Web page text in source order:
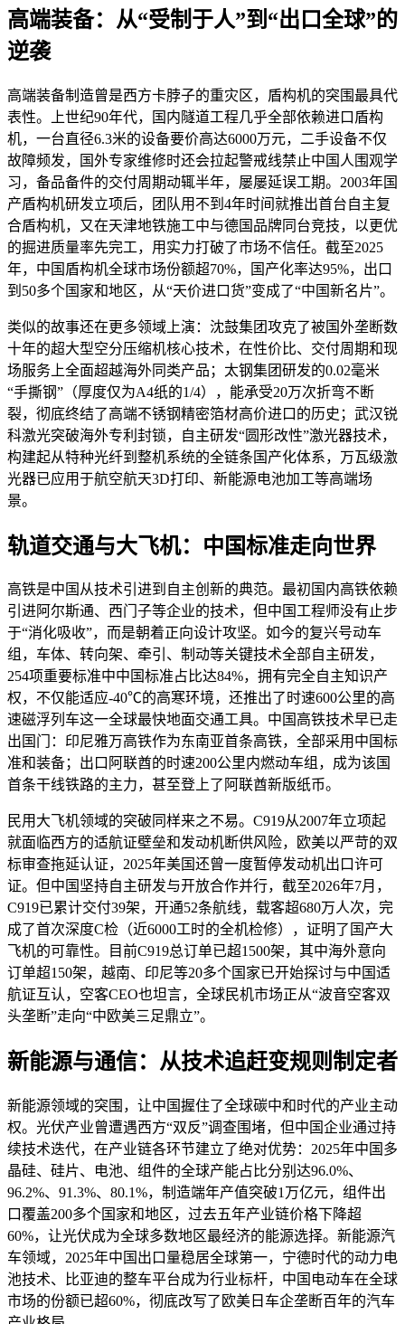
高端装备：从“受制于人”到“出口全球”的
逆袭
高端装备制造曾是西方卡脖子的重灾区，盾构机的突围最具代
表性。上世纪90年代，国内隧道工程几乎全部依赖进口盾构
机，一台直径6.3米的设备要价高达6000万元，二手设备不仅
故障频发，国外专家维修时还会拉起警戒线禁止中国人围观学
习，备品备件的交付周期动辄半年，屡屡延误工期。2003年国
产盾构机研发立项后，团队用不到4年时间就推出首台自主复
合盾构机，又在天津地铁施工中与德国品牌同台竞技，以更优
的掘进质量率先完工，用实力打破了市场不信任。截至2025
年，中国盾构机全球市场份额超70%，国产化率达95%，出口
到50多个国家和地区，从“天价进口货”变成了“中国新名片”。
类似的故事还在更多领域上演：沈鼓集团攻克了被国外垄断数
十年的超大型空分压缩机核心技术，在性价比、交付周期和现
场服务上全面超越海外同类产品；太钢集团研发的0.02毫米
“手撕钢”（厚度仅为A4纸的1/4），能承受20万次折弯不断
裂，彻底终结了高端不锈钢精密箔材高价进口的历史；武汉锐
科激光突破海外专利封锁，自主研发“圆形改性”激光器技术，
构建起从特种光纤到整机系统的全链条国产化体系，万瓦级激
光器已应用于航空航天3D打印、新能源电池加工等高端场
景。
轨道交通与大飞机：中国标准走向世界
高铁是中国从技术引进到自主创新的典范。最初国内高铁依赖
引进阿尔斯通、西门子等企业的技术，但中国工程师没有止步
于“消化吸收”，而是朝着正向设计攻坚。如今的复兴号动车
组，车体、转向架、牵引、制动等关键技术全部自主研发，
254项重要标准中中国标准占比达84%，拥有完全自主知识产
权，不仅能适应-40℃的高寒环境，还推出了时速600公里的高
速磁浮列车这一全球最快地面交通工具。中国高铁技术早已走
出国门：印尼雅万高铁作为东南亚首条高铁，全部采用中国标
准和装备；出口阿联酋的时速200公里内燃动车组，成为该国
首条干线铁路的主力，甚至登上了阿联酋新版纸币。
民用大飞机领域的突破同样来之不易。C919从2007年立项起
就面临西方的适航证壁垒和发动机断供风险，欧美以严苛的双
标审查拖延认证，2025年美国还曾一度暂停发动机出口许可
证。但中国坚持自主研发与开放合作并行，截至2026年7月，
C919已累计交付39架，开通52条航线，载客超680万人次，完
成了首次深度C检（近6000工时的全机检修），证明了国产大
飞机的可靠性。目前C919总订单已超1500架，其中海外意向
订单超150架，越南、印尼等20多个国家已开始探讨与中国适
航证互认，空客CEO也坦言，全球民机市场正从“波音空客双
头垄断”走向“中欧美三足鼎立”。
新能源与通信：从技术追赶变规则制定者
新能源领域的突围，让中国握住了全球碳中和时代的产业主动
权。光伏产业曾遭遇西方“双反”调查围堵，但中国企业通过持
续技术迭代，在产业链各环节建立了绝对优势：2025年中国多
晶硅、硅片、电池、组件的全球产能占比分别达96.0%、
96.2%、91.3%、80.1%，制造端年产值突破1万亿元，组件出
口覆盖200多个国家和地区，过去五年产业链价格下降超
60%，让光伏成为全球多数地区最经济的能源选择。新能源汽
车领域，2025年中国出口量稳居全球第一，宁德时代的动力电
池技术、比亚迪的整车平台成为行业标杆，中国电动车在全球
市场的份额已超60%，彻底改写了欧美日车企垄断百年的汽车